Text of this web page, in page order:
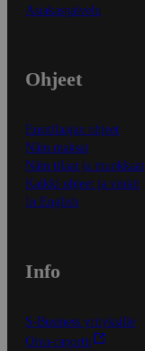
Asiakaspalvelu
Ohjeet
Ensitilaajan ohjeet
Näin maksat
Näin tilaat ja muokkaat
Kaikki ohjeet ja vinkit
In English
Info
S-Business yrityksille
Oiva-raportit